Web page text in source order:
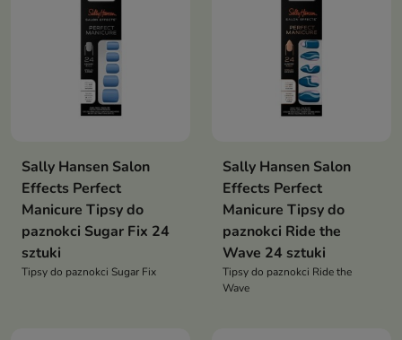
Sally Hansen Salon
Effects Perfect
Manicure Tipsy do
paznokci Sugar Fix 24
sztuki
Tipsy do paznokci Sugar Fix
Sally Hansen Salon
Effects Perfect
Manicure Tipsy do
paznokci Ride the
Wave 24 sztuki
Tipsy do paznokci Ride the
Wave